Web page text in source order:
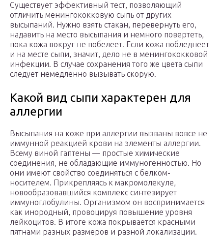
Существует эффективный тест, позволяющий
отличить менингококковую сыпь от других
высыпаний. Нужно взять стакан, перевернуть его,
надавить на место высыпания и немного повертеть,
пока кожа вокруг не побелеет. Если кожа побледнеет
и на месте сыпи, значит, дело не в менингококковой
инфекции. В случае сохранения того же цвета сыпи
следует немедленно вызывать скорую.
Какой вид сыпи характерен для
аллергии
Высыпания на коже при аллергии вызваны вовсе не
иммунной реакцией крови на элементы аллергии.
Всему виной гаптены — простые химические
соединения, не обладающие иммуногенностью. Но
они имеют свойство соединяться с белком-
носителем. Прикрепляясь к макромолекуле,
новообразовавшийся комплекс синтезирует
иммуноглобулины. Организмом он воспринимается
как инородный, провоцируя повышение уровня
лейкоцитов. В итоге кожа покрывается красными
пятнами разных размеров и разной локализации.